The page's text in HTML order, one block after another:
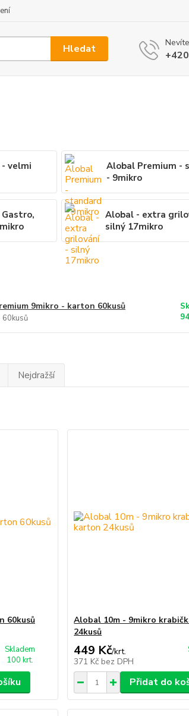
Hledat
velmi
Alobal Premium -
- 9mikro
Alobal - extra
silný 17mikro
9mikro - karton 60kusů
60kusů
Nejdražší
60kusů
Skladem
100 krt.
Alobal 10m - 9mikro
24kusů
449 Kč/krt.
371 Kč bez DPH
Přidat do